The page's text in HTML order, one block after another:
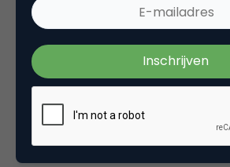
Het werkt ook echt. Dirkzwager
als propositie en zijn er erg
Mooie case.
10 september 2013 om 08:21